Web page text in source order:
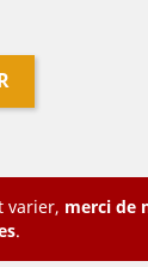
varier, merci de
.